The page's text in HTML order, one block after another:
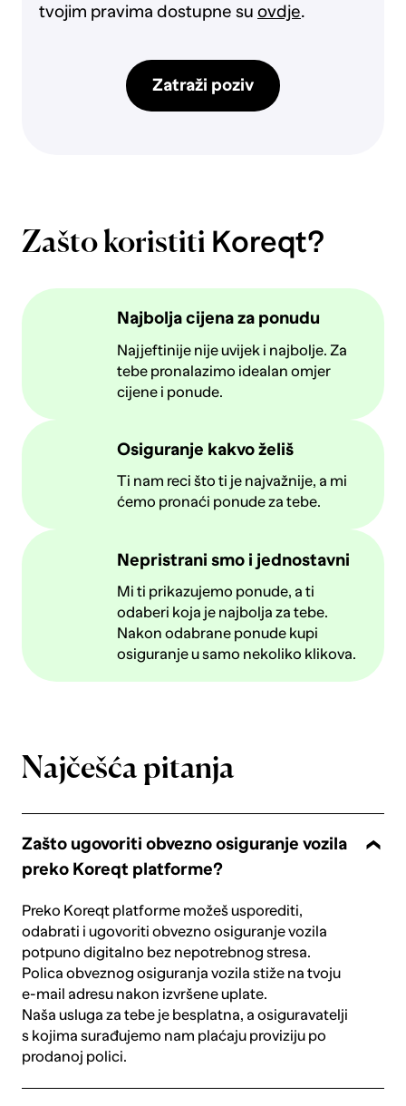
tvojim pravima dostupne su ovdje.
Zatraži poziv
Zašto koristiti Koreqt?
Najbolja cijena za ponudu
Najjeftinije nije uvijek i najbolje. Za
tebe pronalazimo idealan omjer
cijene i ponude.
Osiguranje kakvo želiš
Ti nam reci što ti je najvažnije, a mi
ćemo pronaći ponude za tebe.
Nepristrani smo i jednostavni
Mi ti prikazujemo ponude, a ti
odaberi koja je najbolja za tebe.
Nakon odabrane ponude kupi
osiguranje u samo nekoliko klikova.
Najčešća pitanja
Zašto ugovoriti obvezno osiguranje vozila
preko Koreqt platforme?
Preko Koreqt platforme možeš usporediti,
odabrati i ugovoriti obvezno osiguranje vozila
potpuno digitalno bez nepotrebnog stresa.
Polica obveznog osiguranja vozila stiže na tvoju
e-mail adresu nakon izvršene uplate.
Naša usluga za tebe je besplatna, a osiguravatelji
s kojima surađujemo nam plaćaju proviziju po
prodanoj polici.